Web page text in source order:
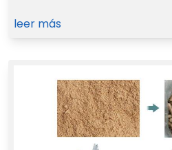
leer más